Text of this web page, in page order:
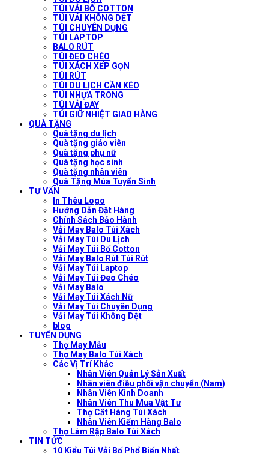
TÚI VẢI BỐ COTTON
TÚI VẢI KHÔNG DỆT
TÚI CHUYÊN DỤNG
TÚI LAPTOP
BALO RÚT
TÚI ĐEO CHÉO
TÚI XÁCH XẾP GỌN
TÚI RÚT
TÚI DU LỊCH CẦN KÉO
TÚI NHỰA TRONG
TÚI VẢI ĐAY
TÚI GIỮ NHIỆT GIAO HÀNG
QUÀ TẶNG
Quà tặng du lịch
Quà tặng giáo viên
Quà tặng phụ nữ
Quà tặng học sinh
Quà tặng nhân viên
Quà Tặng Mùa Tuyển Sinh
TƯ VẤN
In Thêu Logo
Hướng Dẫn Đặt Hàng
Chính Sách Bảo Hành
Vải May Balo Túi Xách
Vải May Túi Du Lịch
Vải May Túi Bố Cotton
Vải May Balo Rút Túi Rút
Vải May Túi Laptop
Vải May Túi Đeo Chéo
Vải May Balo
Vải May Túi Xách Nữ
Vải May Túi Chuyên Dụng
Vải May Túi Không Dệt
blog
TUYỂN DỤNG
Thợ May Mẫu
Thợ May Balo Túi Xách
Các Vị Trí Khác
Nhân Viên Quản Lý Sản Xuất
Nhân viên điều phối vận chuyển (Nam)
Nhân Viên Kinh Doanh
Nhân Viên Thu Mua Vật Tư
Thợ Cắt Hàng Túi Xách
Nhân Viên Kiểm Hàng Balo
Thợ Làm Rập Balo Túi Xách
TIN TỨC
10 Kiểu Túi Vải Bố Phổ Biến Nhất